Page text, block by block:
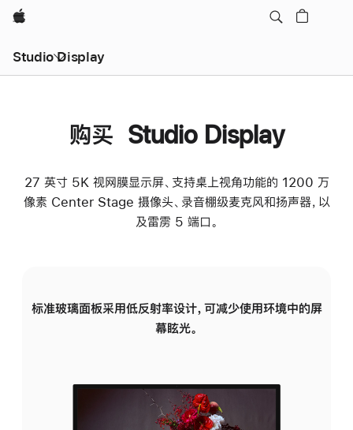
Apple
Studio Display
购买 Studio Display
27 英寸 5K 视网膜显示屏、支持桌上视角功能的 1200 万
像素 Center Stage 摄像头、录音棚级麦克风和扬声器，以
及雷雳 5 端口。
标准玻璃面板采用低反射率设计，可减少使用环境中的屏
幕眩光。